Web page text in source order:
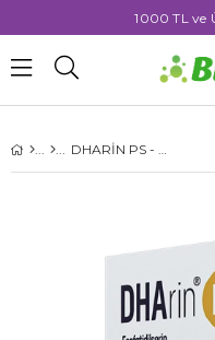
DHARİN PS - 60 KAPSÜL